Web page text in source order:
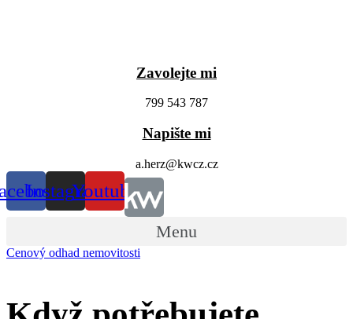
Zavolejte mi
799 543 787
Napište mi
a.herz@kwcz.cz
InstagramYoutube
Menu
Cenový odhad nemovitosti